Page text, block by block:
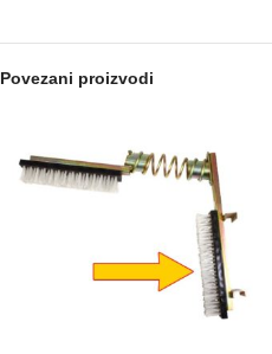
Povezani proizvodi